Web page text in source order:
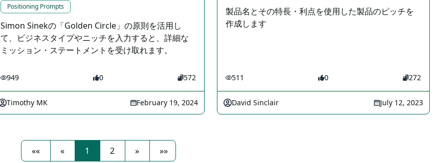
Positioning Prompts
Simon Sinekの「Golden Circle」の原則を活用し
て、ビジネスタイプやニッチを入力すると、詳細な
ミッション・ステートメントを受け取れます。
949 0 572
Timothy MK February 19, 2024
製品名とその特長・利点を使用した製品のピッチを
作成します
511 0 272
David Sinclair July 12, 2023
«« « 1 2 » »»